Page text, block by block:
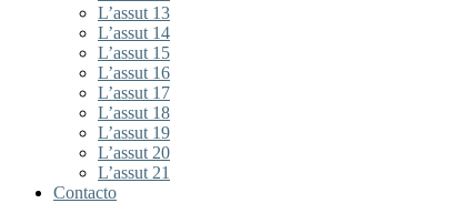
L’assut 13
L’assut 14
L’assut 15
L’assut 16
L’assut 17
L’assut 18
L’assut 19
L’assut 20
L’assut 21
Contacto